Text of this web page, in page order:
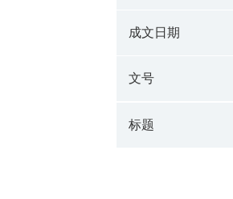
成文日期
文号
标题